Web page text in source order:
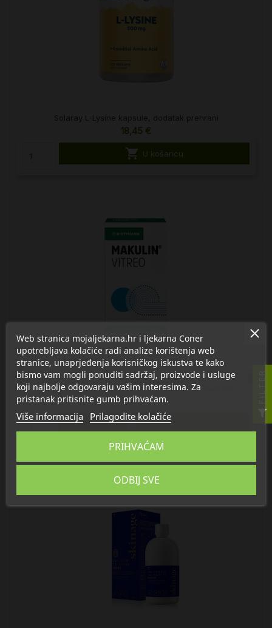
18,45 €
 U košaricu
Dietpharm Makulin Vitreo tablete, dodatak prehrani
16,99 €
 U košaricu
Web stranica mojaljekarna.hr i ljekarna Coner
upotrebljava kolačiće radi analize korištenja web
stranice, unaprjeđenja korisničkog iskustva te kako
bismo vam mogli ponuditi sadržaj, proizvode i usluge
koji najbolje odgovaraju vašim interesima. Za
pristanak pritisnite gumb prihvaćam.
Više informacija Prilagodite kolačiće
ODBIJ SVE
PRIHVAĆAM
FILTER